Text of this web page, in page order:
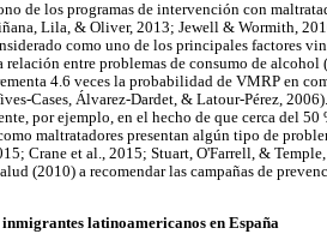
de los programas de intervención con
Lila, & Oliver, 2013; Jewell & Wormith,
como uno de los principales factores
entre problemas de consumo de
4.6 veces la probabilidad de VMRP en
Cases, Álvarez-Dardet, & Latour-Pérez,
por ejemplo, en el hecho de que cerca del
maltratadores presentan algún tipo de
Crane et al., 2015; Stuart, O'Farrell, &
(2010) a recomendar las campañas de
latinoamericanos en España